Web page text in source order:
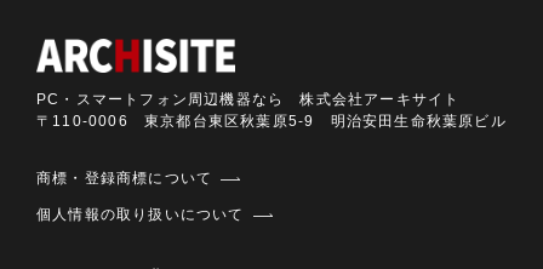
PC・スマートフォン周辺機器なら 株式会社アーキサイト
〒110-0006 東京都台東区秋葉原5-9 明治安田生命秋葉原ビル
商標・登録商標について
個人情報の取り扱いについて